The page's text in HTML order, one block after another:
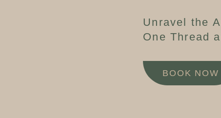
Unravel the
One Thread
BOOK NOW